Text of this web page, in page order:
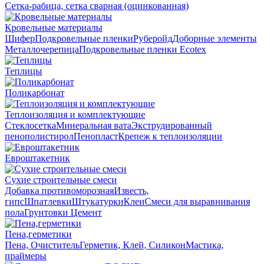
Сетка-рабица, сетка сварная (оцинкованная)
Кровельные материалы
ШиферПодкровельные пленкиРуберойдДоборные элементы
МеталлочерепицаПодкровельные пленки Ecotex
Теплицы
Поликарбонат
Теплоизоляция и комплектующие
СтеклосеткаМинеральная ватаЭкструдированный
пенополистиролПенопластКрепеж к теплоизоляции
Евроштакетник
Сухие строительные смеси
Добавка противоморознаяИзвесть,
гипсШпатлевкиШтукатуркиКлеиСмеси для выравнивания
полаГрунтовки Цемент
Пена,герметики
Пена, ОчистительГерметик, Клей, СиликонМастика,
праймеры